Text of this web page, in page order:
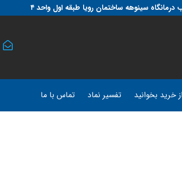
سینوهه ساختمان رویا طبقه اول واحد ۴
خرید بخوانید تفسیر نماد تماس با ما